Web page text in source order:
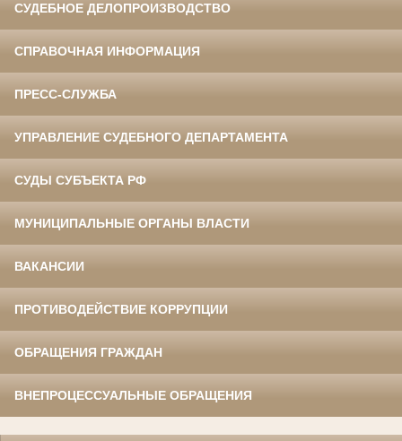
СУДЕБНОЕ ДЕЛОПРОИЗВОДСТВО
СПРАВОЧНАЯ ИНФОРМАЦИЯ
ПРЕСС-СЛУЖБА
УПРАВЛЕНИЕ СУДЕБНОГО ДЕПАРТАМЕНТА
СУДЫ СУБЪЕКТА РФ
МУНИЦИПАЛЬНЫЕ ОРГАНЫ ВЛАСТИ
ВАКАНСИИ
ПРОТИВОДЕЙСТВИЕ КОРРУПЦИИ
ОБРАЩЕНИЯ ГРАЖДАН
ВНЕПРОЦЕССУАЛЬНЫЕ ОБРАЩЕНИЯ